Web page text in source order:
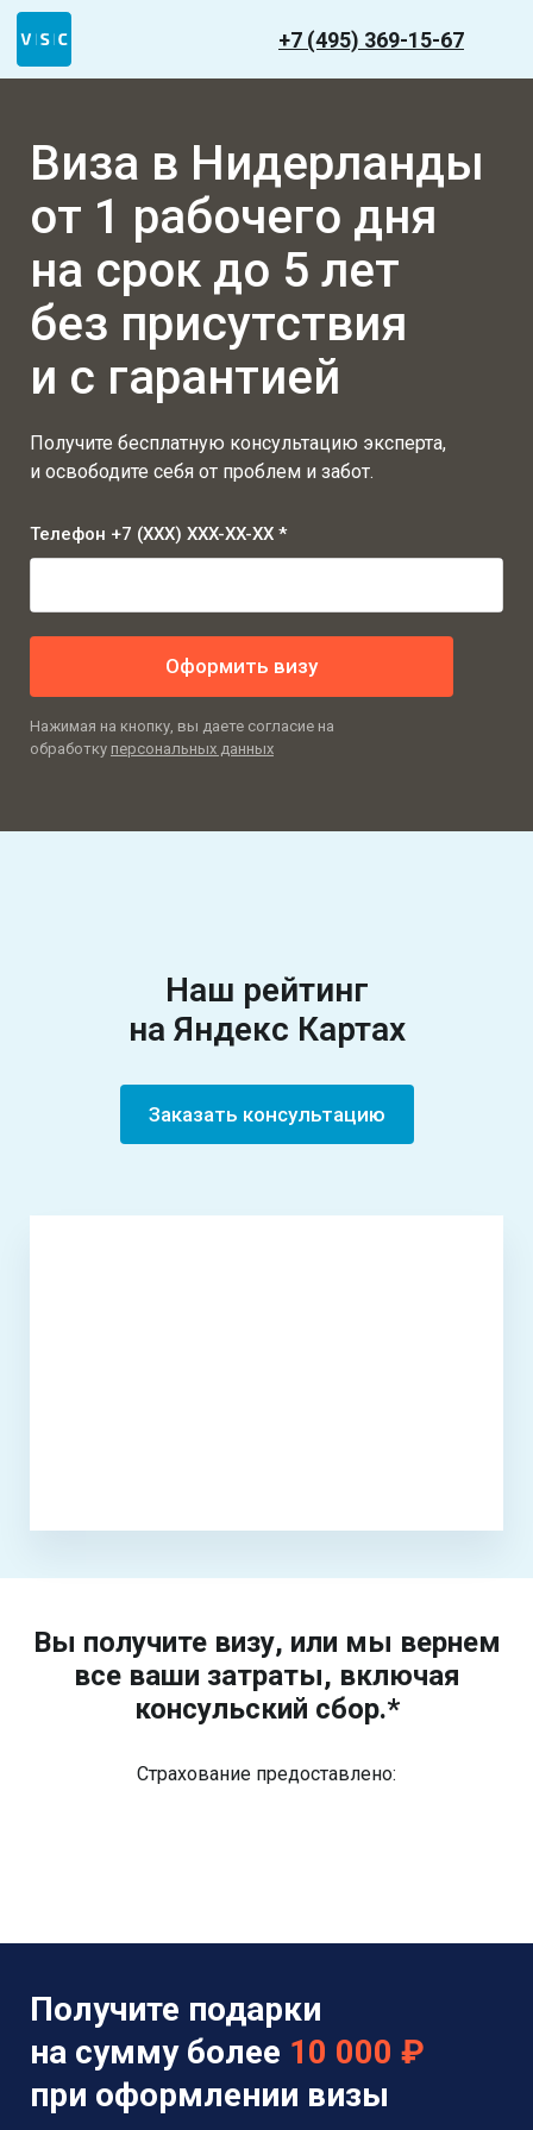
+7 (495) 369-15-67
Виза в Нидерланды
от 1 рабочего дня
на срок до 5 лет
без присутствия
и с гарантией
Получите бесплатную консультацию эксперта,
и освободите себя от проблем и забот.
Телефон +7 (XXX) XXX-XX-XX *
Оформить визу
Нажимая на кнопку, вы даете согласие на
обработку персональных данных
Наш рейтинг
на Яндекс Картах
Заказать консультацию
Вы получите визу, или мы вернем
все ваши затраты, включая
консульский сбор.*
Страхование предоставлено:
Получите подарки
на сумму более 10 000 ₽
при оформлении визы